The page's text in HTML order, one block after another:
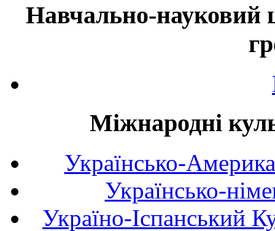
Навчально-науковий
Міжнародні
Українсько-
Українсько-
Україно-Іспанський